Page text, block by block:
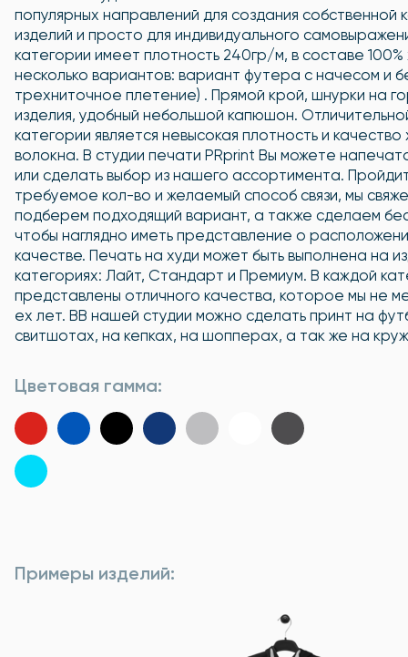
популярных направлений для создания собственной
изделий и просто для индивидуального
категории имеет плотность 240гр/м, в составе
несколько вариантов: вариант футера с начесом и
трехниточное плетение) . Прямой крой, шнурки на
изделия, удобный небольшой капюшон.
категории является невысокая плотность и качество
волокна. В студии печати PRprint Вы можете
или сделать выбор из нашего ассортимента.
требуемое кол-во и желаемый способ связи, мы
подберем подходящий вариант, а также сделаем
чтобы наглядно иметь представление о
качестве. Печать на худи может быть выполнена на
категориях: Лайт, Стандарт и Премиум. В каждой
представлены отличного качества, которое мы не
ех лет. ВВ нашей студии можно сделать принт на
свитшотах, на кепках, на шопперах, а так же на
Цветовая гамма:
Примеры изделий: